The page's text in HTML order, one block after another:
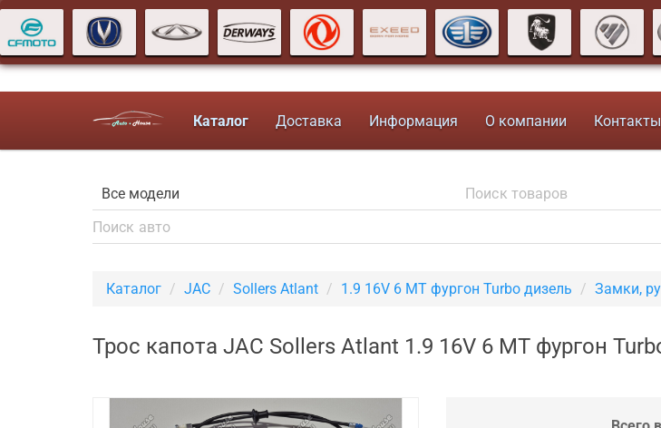
Каталог Доставка Информация О компании Контакты
Каталог JAC Sollers Atlant 1.9 16V 6 MT фургон Turbo дизель Замки,
Трос капота JAC Sollers Atlant 1.9 16V 6 MT фургон